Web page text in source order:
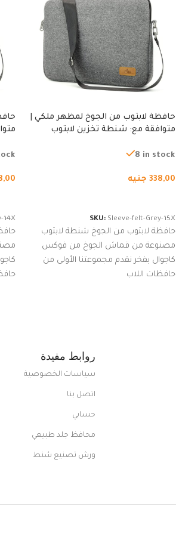
حافظة لابتوب من الجوخ لمظهر ملكي |
متوافقة مع: شنطة تخزين لابتوب
من الجوخ لجهاز نوت بوك والتابلت،
8 in stock
338,00 جنيه
SKU: Sleeve-felt-Grey-15X
حافظة لابتوب من الجوخ شنطة لابتوب
مصنوعة من قماش الجوخ من فوكس
كاجوال بفخر نقدم مجموعتنا الأولى من
حافظات اللاب
من
14X
روابط مفيدة
سياسات الخصوصية
اتصل بنا
حسابي
محافظ جلد طبيعي
ورش تصنيع شنط